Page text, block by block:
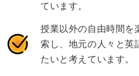
ています。
授業以外の自由時間を
索し、地元の人々と英
たいと考えています。